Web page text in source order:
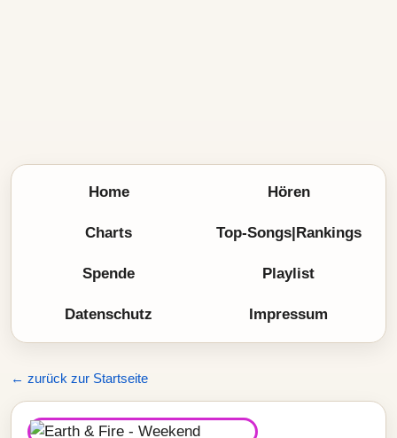
Home Hören
Charts Top-Songs|Rankings
Spende Playlist
Datenschutz Impressum
← zurück zur Startseite